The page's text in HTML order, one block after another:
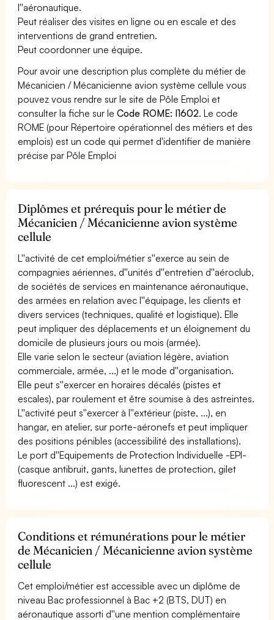
l''aéronautique.
Peut réaliser des visites en ligne ou en escale et des
interventions de grand entretien.
Peut coordonner une équipe.
Pour avoir une description plus complète du métier de
Mécanicien / Mécanicienne avion système cellule vous
pouvez vous rendre sur le site de Pôle Emploi et
consulter la fiche sur leCode ROME: I1602. Le code
ROME (pour Répertoire opérationnel des métiers et des
emplois) est un code qui permet d'identifier de manière
précise par Pôle Emploi
Diplômes et prérequis pour le métier de
Mécanicien / Mécanicienne avion système
cellule
L''activité de cet emploi/métier s''exerce au sein de
compagnies aériennes, d''unités d''entretien d''aéroclub,
de sociétés de services en maintenance aéronautique,
des armées en relation avec l''équipage, les clients et
divers services (techniques, qualité et logistique). Elle
peut impliquer des déplacements et un éloignement du
domicile de plusieurs jours ou mois (armée).
Elle varie selon le secteur (aviation légère, aviation
commerciale, armée, ...) et le mode d''organisation.
Elle peut s''exercer en horaires décalés (pistes et
escales), par roulement et être soumise à des astreintes.
L''activité peut s''exercer à l''extérieur (piste, ...), en
hangar, en atelier, sur porte-aéronefs et peut impliquer
des positions pénibles (accessibilité des installations).
Le port d''Equipements de Protection Individuelle -EPI-
(casque antibruit, gants, lunettes de protection, gilet
fluorescent ...) est exigé.
Conditions et rémunérations pour le métier
de Mécanicien / Mécanicienne avion système
cellule
Cet emploi/métier est accessible avec un diplôme de
niveau Bac professionnel à Bac +2 (BTS, DUT) en
aéronautique assorti d''une mention complémentaire